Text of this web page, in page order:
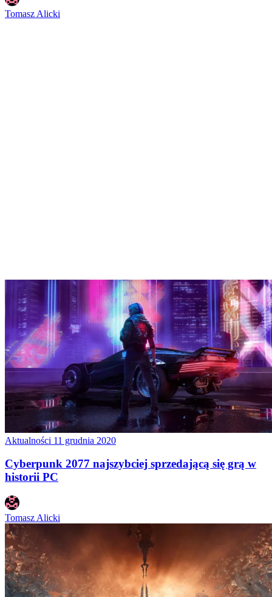
Tomasz Alicki
Aktualności 11 grudnia 2020
Cyberpunk 2077 najszybciej sprzedającą się grą w
historii PC
Tomasz Alicki